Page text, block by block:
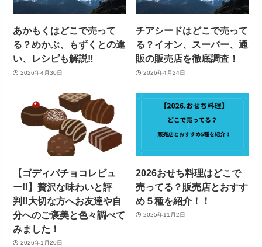
あかもくはどこで売って
る？めかぶ、もずくとの違
い、レシピも解説‼
2026年4月30日
チアシードはどこで売って
る？イオン、スーパー、通
販の販売店を徹底調査！
2026年4月24日
【ゴディバチョコレビュ
ー‼】贅沢な味わいと評
判‼大切な方へお友達や自
分へのご褒美と色々調べて
みました！
2026年1月20日
2026おせち料理はどこで
売ってる？販売店とおすす
め５種を紹介！！
2025年11月2日